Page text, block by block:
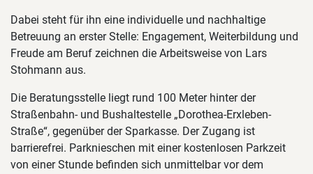
Dabei steht für ihn eine individuelle und nachhaltige
Betreuung an erster Stelle: Engagement, Weiterbildung und
Freude am Beruf zeichnen die Arbeitsweise von Lars
Stohmann aus.
Die Beratungsstelle liegt rund 100 Meter hinter der
Straßenbahn- und Bushaltestelle „Dorothea-Erxleben-
Straße“, gegenüber der Sparkasse. Der Zugang ist
barrierefrei. Parknieschen mit einer kostenlosen Parkzeit
von einer Stunde befinden sich unmittelbar vor dem